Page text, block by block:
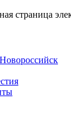
страница